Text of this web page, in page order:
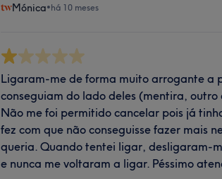
Mónica•há 10 meses
Ligaram-me de forma muito arrogante a
conseguiam do lado deles (mentira,
Não me foi permitido cancelar pois já
fez com que não conseguisse fazer mais
queria. Quando tentei ligar, desligaram-
e nunca me voltaram a ligar. Péssimo